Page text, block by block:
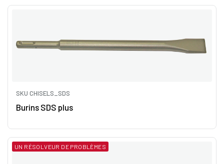
SKU CHISELS_SDS
Burins SDS plus
UN RÉSOLVEUR DE PROBLÈMES